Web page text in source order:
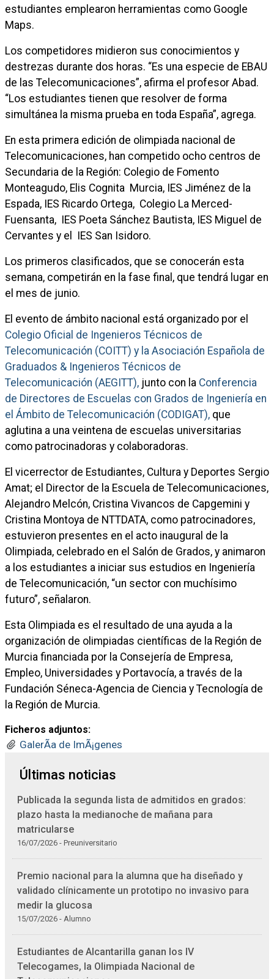
estudiantes emplearon herramientas como Google
Maps.
Los competidores midieron sus conocimientos y
destrezas durante dos horas. “Es una especie de EBAU
de las Telecomunicaciones”, afirma el profesor Abad.
“Los estudiantes tienen que resolver de forma
simultánea la misma prueba en toda España”, agrega.
En esta primera edición de olimpiada nacional de
Telecomunicaciones, han competido ocho centros de
Secundaria de la Región: Colegio de Fomento
Monteagudo, Elis Cognita Murcia, IES Jiménez de la
Espada, IES Ricardo Ortega, Colegio La Merced-
Fuensanta, IES Poeta Sánchez Bautista, IES Miguel de
Cervantes y el IES San Isidoro.
Los primeros clasificados, que se conocerán esta
semana, competirán en la fase final, que tendrá lugar en
el mes de junio.
El evento de ámbito nacional está organizado por el
Colegio Oficial de Ingenieros Técnicos de
Telecomunicación (COITT) y la Asociación Española de
Graduados & Ingenieros Técnicos de
Telecomunicación (AEGITT), junto con la Conferencia
de Directores de Escuelas con Grados de Ingeniería en
el Ámbito de Telecomunicación (CODIGAT), que
aglutina a una veintena de escuelas universitarias
como patrocinadoras y colaboradoras.
El vicerrector de Estudiantes, Cultura y Deportes Sergio
Amat; el Director de la Escuela de Telecomunicaciones,
Alejandro Melcón, Cristina Vivancos de Capgemini y
Cristina Montoya de NTTDATA, como patrocinadores,
estuvieron presentes en el acto inaugural de la
Olimpiada, celebrado en el Salón de Grados, y animaron
a los estudiantes a iniciar sus estudios en Ingeniería
de Telecomunicación, “un sector con muchísimo
futuro”, señalaron.
Esta Olimpiada es el resultado de una ayuda a la
organización de olimpiadas científicas de la Región de
Murcia financiada por la Consejería de Empresa,
Empleo, Universidades y Portavocía, a través de la
Fundación Séneca-Agencia de Ciencia y Tecnología de
la Región de Murcia.
Ficheros adjuntos:
GalerÃ­a de ImÃ¡genes
Últimas noticias
Publicada la segunda lista de admitidos en grados:
plazo hasta la medianoche de mañana para
matricularse
16/07/2026 - Preuniversitario
Premio nacional para la alumna que ha diseñado y
validado clínicamente un prototipo no invasivo para
medir la glucosa
15/07/2026 - Alumno
Estudiantes de Alcantarilla ganan los IV
Telecogames, la Olimpiada Nacional de